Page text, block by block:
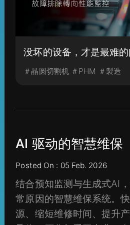
没坏的设备，才是最难的
＃晶圆切割机 ＃PHM ＃製造
AI 驱动的智慧维保
Posted On : 05 Feb. 2026
结合预知监测与生成式AI
常原因的智慧维保系统。
源、缩短维修时间、提升